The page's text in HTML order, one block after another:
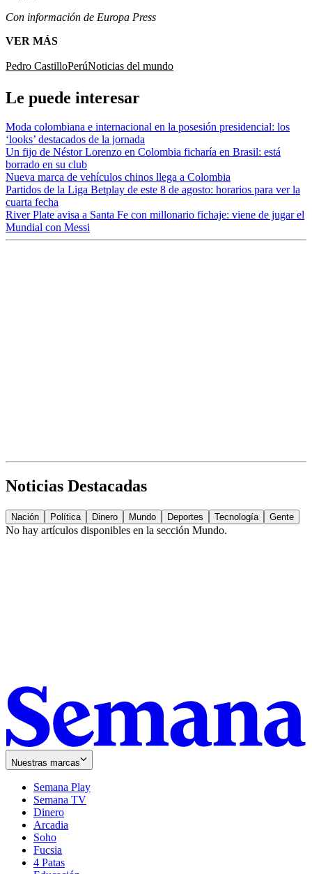
Con información de Europa Press
VER MÁS
Pedro CastilloPerúNoticias del mundo
Le puede interesar
Moda colombiana e internacional en la posesión presidencial: los
‘looks’ destacados de la jornada
Un fijo de Néstor Lorenzo en Colombia ficharía en Brasil: está
borrado en su club
Nueva marca de vehículos chinos llega a Colombia
Partidos de la Liga Betplay de este 8 de agosto: horarios para ver la
cuarta fecha
River Plate avisa a Santa Fe con millonario fichaje: viene de jugar el
Mundial con Messi
Noticias Destacadas
Nación Política Dinero Mundo Deportes Tecnología Gente
No hay artículos disponibles en la sección Mundo.
Nuestras marcas
Semana Play
Semana TV
Dinero
Arcadia
Soho
in
new
Fucsia
in
4 Patas